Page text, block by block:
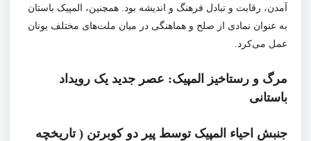
آمدن، رقابت و تبادل فرهنگ و اندیشه بود. همچنین، المپیک باستان
به عنوان نمادی از صلح و هماهنگی در میان ملت‌های مختلف یونان
عمل می‌کرد.
مرگ و رستاخیز المپیک: عصر جدید یک رویداد
باستانی
جنبش احیاء المپیک توسط پیر دو کوبرتن ( تاریخچه